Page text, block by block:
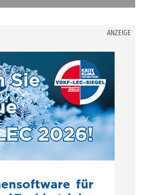
ANZEIGE